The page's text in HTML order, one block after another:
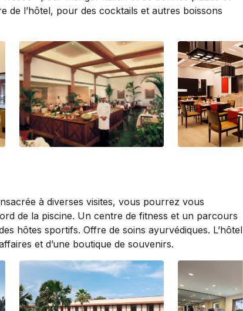
de l’hôtel, pour des cocktails et autres boissons
à diverses visites, vous pourrez vous
de la piscine. Un centre de fitness et un parcours
hôtes sportifs. Offre de soins ayurvédiques. L’hôtel
et d’une boutique de souvenirs.